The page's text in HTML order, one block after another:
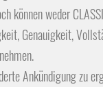
weder
Genauigkeit,
Ankündigung zu